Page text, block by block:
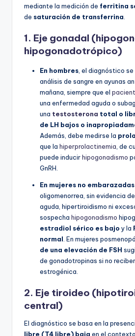
mediante la medición de ferritina
de saturación de transferrina
1. Eje gonadal
hipogonadotrópico)
En hombres, el diagnóstico
análisis de sangre en ayunas
mañana, siempre que el
una enfermedad aguda o
una testosterona total o
de LH bajos o
Además, debe medirse la
que la hiperprolactinemia, de
puede inducirhipogonadismo
GnRH.
En mujeres no embarazadas
oligomenorrea, sin evidencia
aguda, hipertiroidismo ni
sospecha hipogonadismo
estradiol sérico es bajo y la
normal. En mujeres
de una elevación de FSH
de gonadotropinas si no
estrogénica.
2. Eje tiroideo
central)
El diagnóstico se basa en la
libre (T4 libre) baja en el